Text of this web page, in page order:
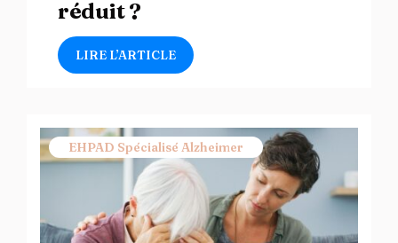
réduit ?
LIRE L’ARTICLE
EHPAD Spécialisé Alzheimer